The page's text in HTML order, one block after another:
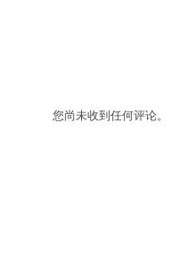
您尚未收到任何评论。